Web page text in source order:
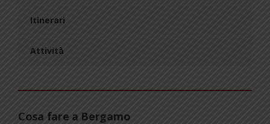
Itinerari
Attività
Cosa fare a Bergamo